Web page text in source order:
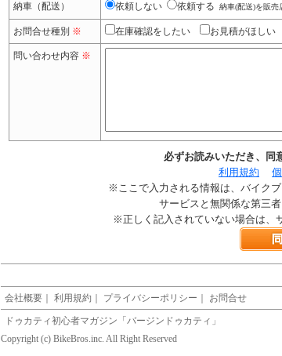
納車（配送） 依頼しない 依頼する 納車(配送)を販売
お問合せ種別 ※ 在庫確認をしたい お見積がほしい
問い合わせ内容 ※
必ずお読みいただき、同
利用規約
※ここで入力される情報は、バイク
サービスと無関係な第三
※正しく記入されていない場合は、
会社概要 利用規約 プライバシーポリシー お問合せ
ドゥカティ初心者マガジン「バージンドゥカティ」
Copyright (c) BikeBros.inc. All Right Reserved